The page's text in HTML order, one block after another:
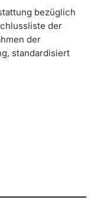
bezüglich
der
der
standardisiert